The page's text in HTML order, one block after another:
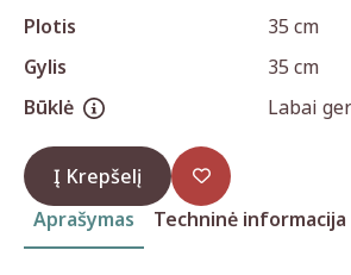
Plotis
35 cm
Gylis
35 cm
Būklė
Labai
Į Krepšelį
Aprašymas
Techninė informacija